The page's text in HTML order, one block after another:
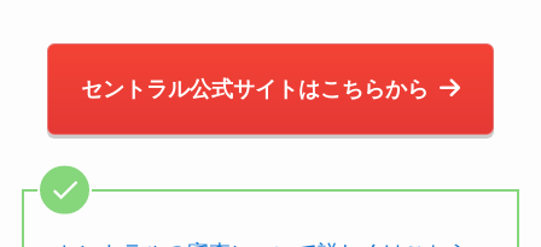
セントラル公式サイトはこちらから